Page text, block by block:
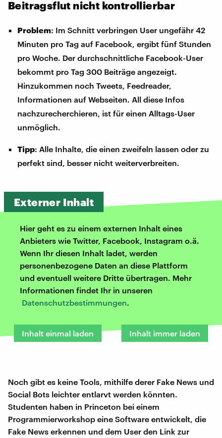
Beitragsflut nicht kontrollierbar
Problem: Im Schnitt verbringen User ungefähr 42
Minuten pro Tag auf Facebook, ergibt fünf Stunden
pro Woche. Der durchschnittliche Facebook-User
bekommt pro Tag 300 Beiträge angezeigt.
Hinzukommen noch Tweets, Feedreader,
Informationen auf Webseiten. All diese Infos
nachzurecherchieren, ist für einen Alltags-User
unmöglich.
Tipp: Alle Inhalte, die einen zweifeln lassen oder zu
perfekt sind, besser nicht weiterverbreiten.
Externer Inhalt
Hier geht es zu einem externen Inhalt eines
Anbieters wie Twitter, Facebook, Instagram o.ä.
Wenn Ihr diesen Inhalt ladet, werden
personenbezogene Daten an diese Plattform
und eventuell weitere Dritte übertragen. Mehr
Informationen findet Ihr in unseren
Datenschutzbestimmungen.
Inhalt einmal laden Inhalt immer laden
Noch gibt es keine Tools, mithilfe derer Fake News und
Social Bots leichter entlarvt werden könnten.
Studenten haben in Princeton bei einem
Programmierworkshop eine Software entwickelt, die
Fake News erkennen und dem User den Link zur